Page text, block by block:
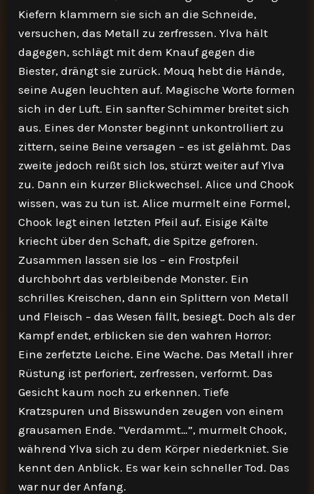
Kiefern klammern sie sich an die Schneide,
versuchen, das Metall zu zerfressen. Ylva hält
dagegen, schlägt mit dem Knauf gegen die
Biester, drängt sie zurück. Mouq hebt die Hände,
seine Augen leuchten auf. Magische Worte formen
sich in der Luft. Ein sanfter Schimmer breitet sich
aus. Eines der Monster beginnt unkontrolliert zu
zittern, seine Beine versagen – es ist gelähmt. Das
zweite jedoch reißt sich los, stürzt weiter auf Ylva
zu. Dann ein kurzer Blickwechsel. Alice und Chook
wissen, was zu tun ist. Alice murmelt eine Formel,
Chook legt einen letzten Pfeil auf. Eisige Kälte
kriecht über den Schaft, die Spitze gefroren.
Zusammen lassen sie los – ein Frostpfeil
durchbohrt das verbleibende Monster. Ein
schrilles Kreischen, dann ein Splittern von Metall
und Fleisch – das Wesen fällt, besiegt. Doch als der
Kampf endet, erblicken sie den wahren Horror:
Eine zerfetzte Leiche. Eine Wache. Das Metall ihrer
Rüstung ist perforiert, zerfressen, verformt. Das
Gesicht kaum noch zu erkennen. Tiefe
Kratzspuren und Bisswunden zeugen von einem
grausamen Ende. “Verdammt…”, murmelt Chook,
während Ylva sich zu dem Körper niederkniet. Sie
kennt den Anblick. Es war kein schneller Tod. Das
war nur der Anfang.